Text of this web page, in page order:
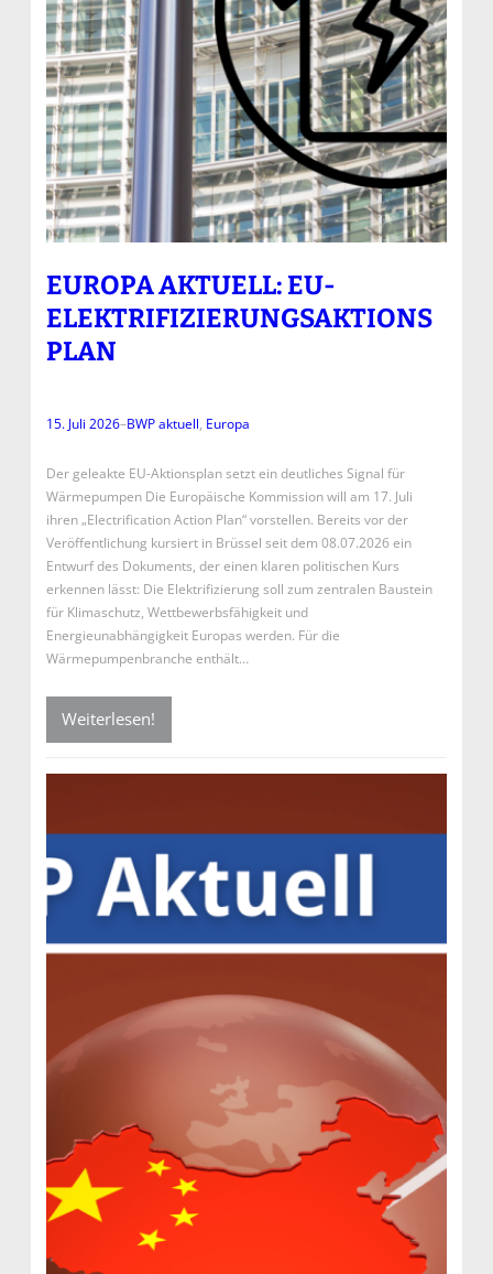
EUROPA AKTUELL: EU-
ELEKTRIFIZIERUNGSAKTIONS
PLAN
15. Juli 2026–BWP aktuell, Europa
Der geleakte EU-Aktionsplan setzt ein deutliches Signal für
Wärmepumpen Die Europäische Kommission will am 17. Juli
ihren „Electrification Action Plan“ vorstellen. Bereits vor der
Veröffentlichung kursiert in Brüssel seit dem 08.07.2026 ein
Entwurf des Dokuments, der einen klaren politischen Kurs
erkennen lässt: Die Elektrifizierung soll zum zentralen Baustein
für Klimaschutz, Wettbewerbsfähigkeit und
Energieunabhängigkeit Europas werden. Für die
Wärmepumpenbranche enthält…
Weiterlesen!